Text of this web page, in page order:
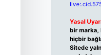
Yasal
bir marka,
hiçbir
Sitede